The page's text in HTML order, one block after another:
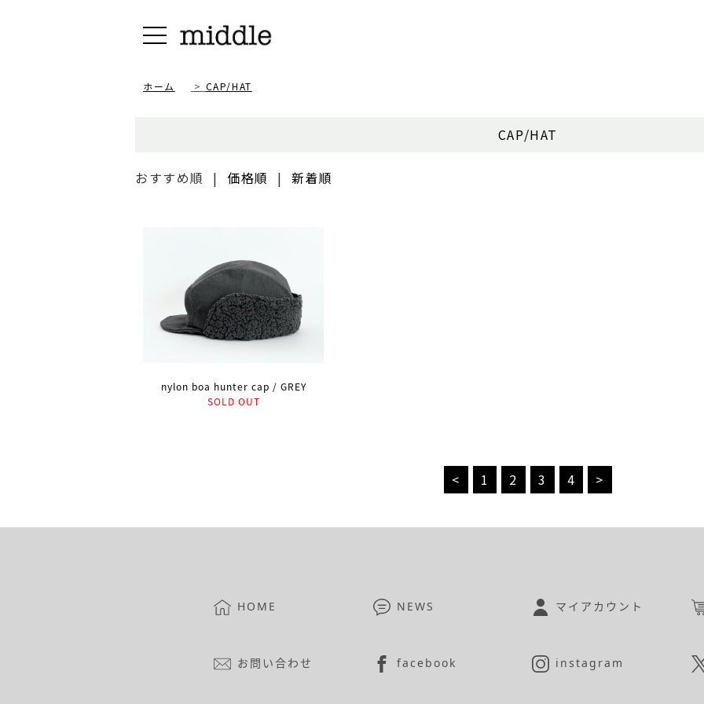
ホーム > CAP/HAT
CAP/HAT
おすすめ順 | 価格順 | 新着順
nylon boa hunter cap / GREY
SOLD OUT
< 1 2 3 4 >
HOME NEWS マイアカウント
お問い合わせ facebook instagram